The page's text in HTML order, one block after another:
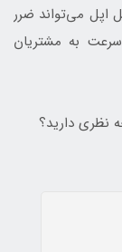
شکل اپل می‌تواند ضرر
سرعت به مشتریان